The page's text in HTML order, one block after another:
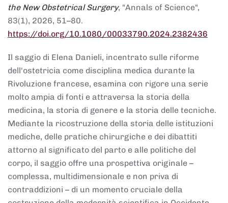
the New Obstetrical Surgery, "Annals of Science",
83(1), 2026, 51–80.
https://doi.org/10.1080/00033790.2024.2382436
Il saggio di Elena Danieli, incentrato sulle riforme
dell'ostetricia come disciplina medica durante la
Rivoluzione francese, esamina con rigore una serie
molto ampia di fonti e attraversa la storia della
medicina, la storia di genere e la storia delle tecniche.
Mediante la ricostruzione della storia delle istituzioni
mediche, delle pratiche chirurgiche e dei dibattiti
attorno al significato del parto e alle politiche del
corpo, il saggio offre una prospettiva originale –
complessa, multidimensionale e non priva di
contraddizioni – di un momento cruciale della